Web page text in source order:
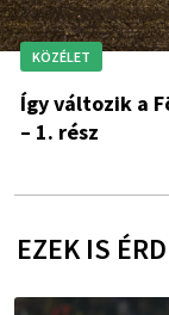
KÖZÉLET
Így változik a
– 1. rész
EZEK IS